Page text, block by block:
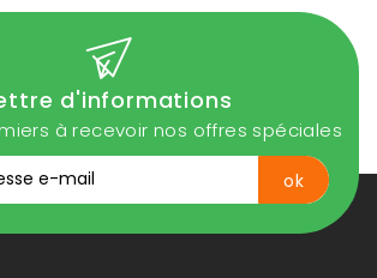
d'informations
à recevoir nos offres spéciales